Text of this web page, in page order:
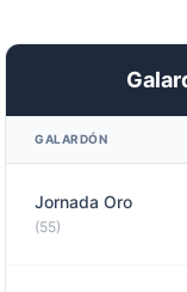
GALARDÓN
Jornada Oro
(55)